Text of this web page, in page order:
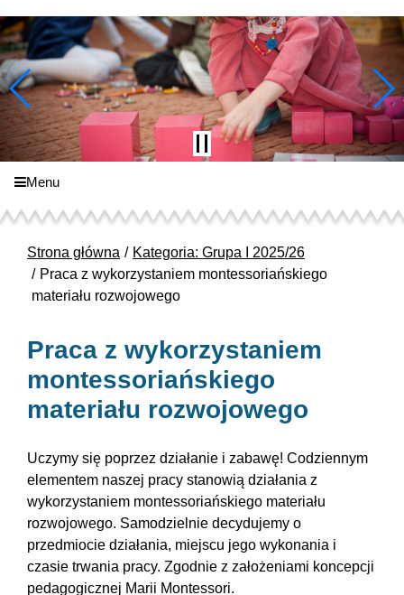
Menu
Strona główna
Kategoria: Grupa I 2025/26
Praca z wykorzystaniem montessoriańskiego
materiału rozwojowego
Praca z wykorzystaniem
montessoriańskiego
materiału rozwojowego
Uczymy się poprzez działanie i zabawę! Codziennym
elementem naszej pracy stanowią działania z
wykorzystaniem montessoriańskiego materiału
rozwojowego. Samodzielnie decydujemy o
przedmiocie działania, miejscu jego wykonania i
czasie trwania pracy. Zgodnie z założeniami koncepcji
pedagogicznej Marii Montessori.